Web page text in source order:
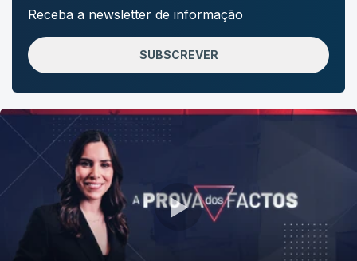
Receba a newsletter de informação
SUBSCREVER